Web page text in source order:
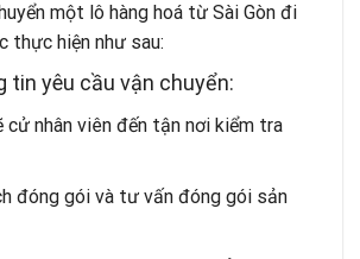
một lô hàng hoá từ Sài Gòn đi
thực hiện như sau:
tin yêu cầu vận chuyển:
cử nhân viên đến tận nơi kiểm tra
đóng gói và tư vấn đóng gói sản